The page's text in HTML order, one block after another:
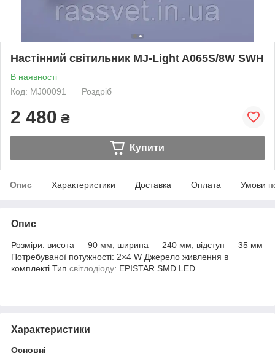
Настінний світильник MJ-Light A065S/8W SWH
В наявності
Код: MJ00091
Роздріб
2 480 ₴
Купити
Опис Характеристики Доставка Оплата Умови
Опис
Розміри: висота — 90 мм, ширина — 240 мм, відступ — 35 мм
Потребуваної потужності: 2×4 W Джерело живлення в
комплекті Тип світлодіоду: EPISTAR SMD LED
Характеристики
Основні